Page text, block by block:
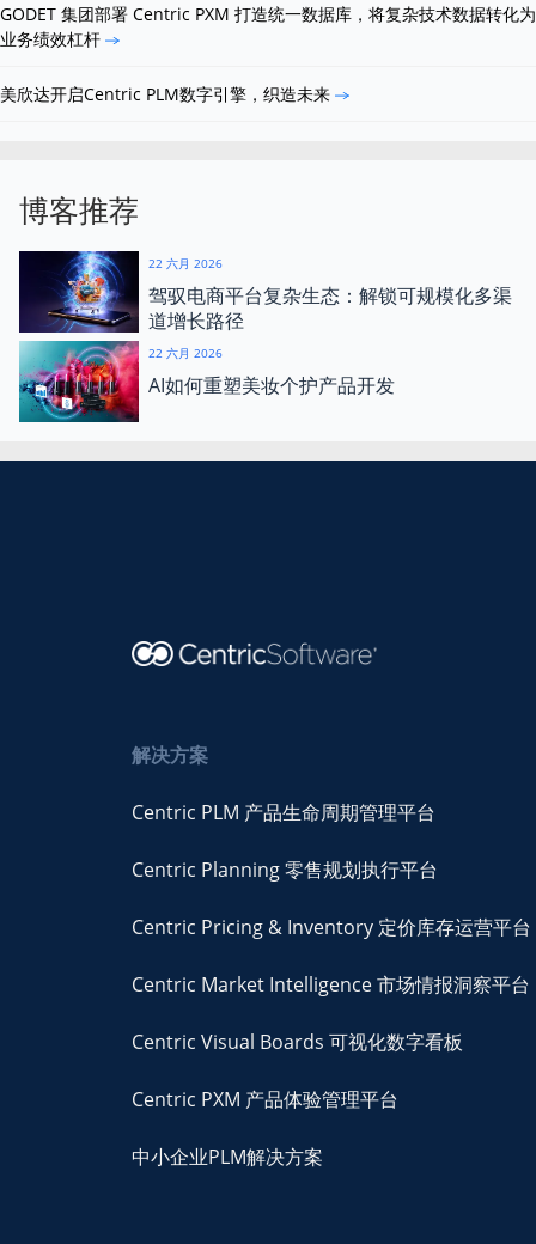
GODET 集团部署 Centric PXM 打造统一数据库，将复杂技术数据转化为
业务绩效杠杆
美欣达开启Centric PLM数字引擎，织造未来
博客推荐
22 六月 2026
驾驭电商平台复杂生态：解锁可规模化多渠
道增长路径
22 六月 2026
AI如何重塑美妆个护产品开发
解决方案
Centric PLM 产品生命周期管理平台
Centric Planning 零售规划执行平台
Centric Pricing & Inventory 定价库存运营平台
Centric Market Intelligence 市场情报洞察平台
Centric Visual Boards 可视化数字看板
Centric PXM 产品体验管理平台
中小企业PLM解决方案